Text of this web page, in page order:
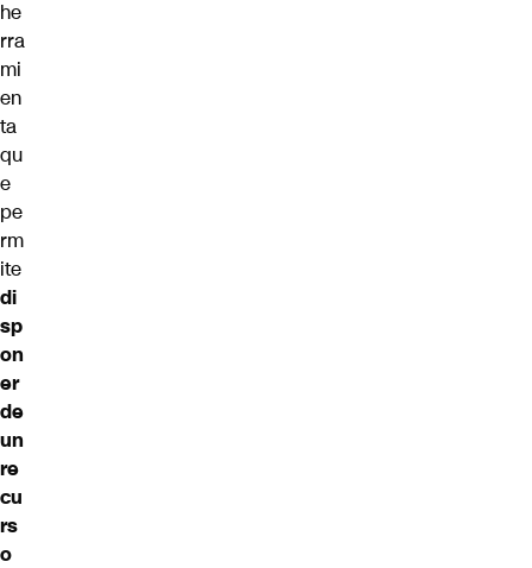
he
rra
mi
en
ta
qu
e
pe
rm
ite
di
sp
on
er
de
un
re
cu
rs
o